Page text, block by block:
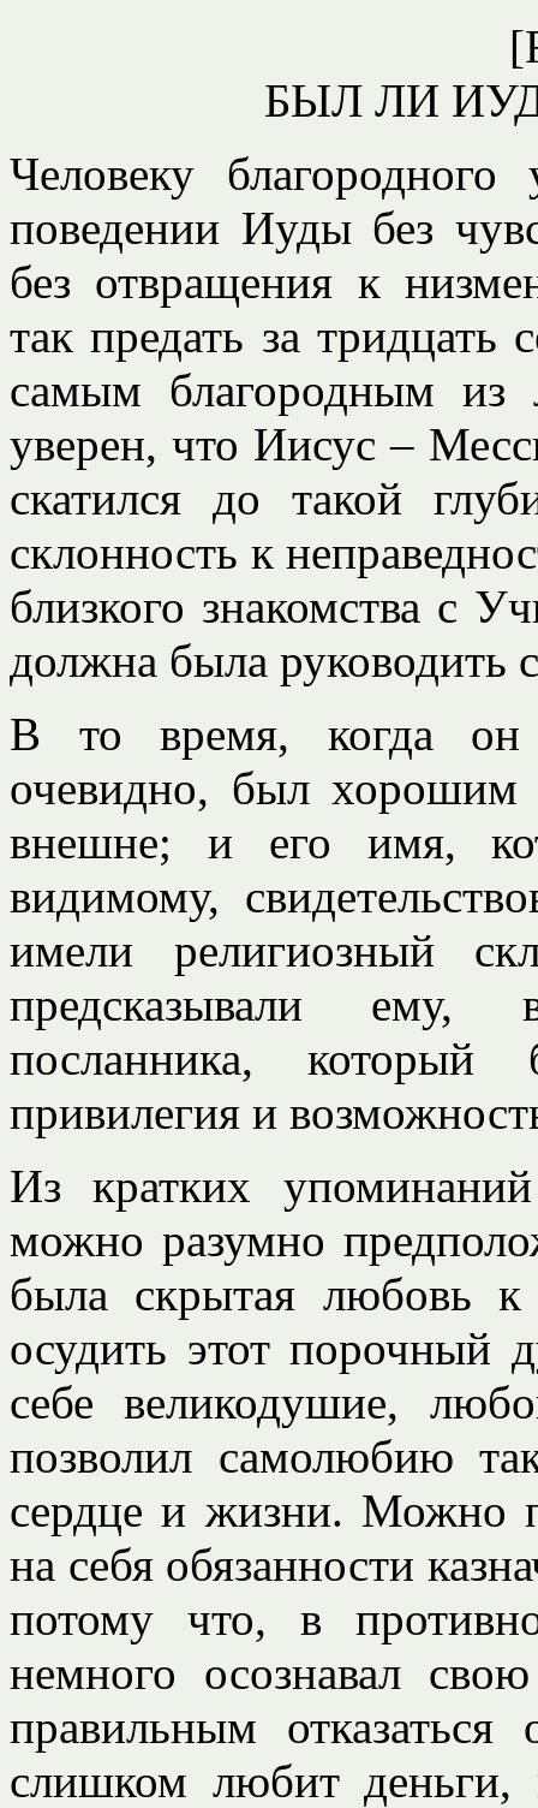
БЫЛ ЛИ
Человеку
поведении Иуды без
без отвращения к
так предать за тридцать
самым благородным
уверен, что Иисус –
скатился до такой
склонность к
близкого знакомства с
должна была руководить
В то время, когда он
очевидно, был хорошим
внешне; и его имя,
видимому,
имели религиозный
предсказывали ему,
посланника,
привилегия и
Из кратких
можно разумно
была скрытая любовь
осудить этот порочный
себе великодушие,
позволил самолюбию
сердце и жизни. Можно
на себя обязанности
потому что, в
немного осознавал
правильным
слишком любит деньги,